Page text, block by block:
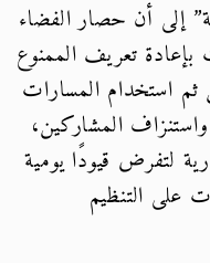
إلى أن حصار الفضاء
تعريف الممنوع
ثم استخدام المسارات
المشاركين،
لتفرض قيودًا يومية
على التنظيم